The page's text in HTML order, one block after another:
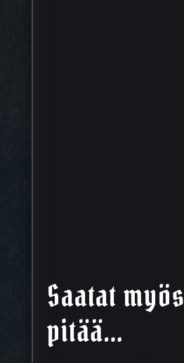
Saatat myös
pitää…